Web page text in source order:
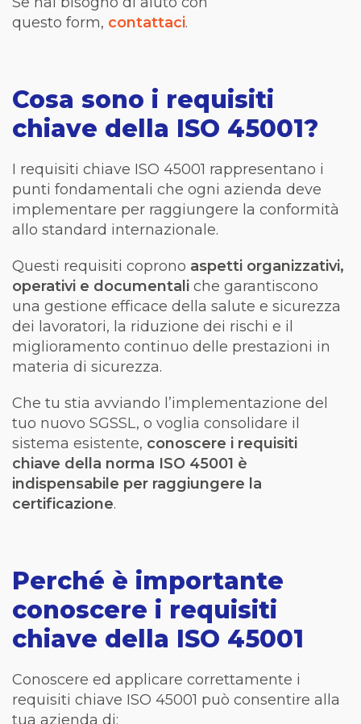
questo form, contattaci.
Cosa sono i requisiti
chiave della ISO 45001?
I requisiti chiave ISO 45001 rappresentano i
punti fondamentali che ogni azienda deve
implementare per raggiungere la conformità
allo standard internazionale.
Questi requisiti coprono aspetti organizzativi,
operativi e documentali che garantiscono
una gestione efficace della salute e sicurezza
dei lavoratori, la riduzione dei rischi e il
miglioramento continuo delle prestazioni in
materia di sicurezza.
Che tu stia avviando l’implementazione del
tuo nuovo SGSSL, o voglia consolidare il
sistema esistente, conoscere i requisiti
chiave della norma ISO 45001 è
indispensabile per raggiungere la
certificazione.
Perché è importante
conoscere i requisiti
chiave della ISO 45001
Conoscere ed applicare correttamente i
requisiti chiave ISO 45001 può consentire alla
tua azienda di: